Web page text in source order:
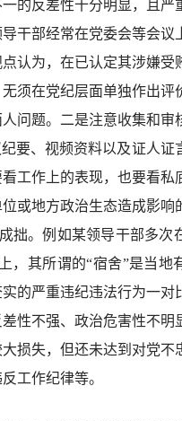
的反差性十分明显，且严
干部经常在党委会等会议
认为，在已认定其涉嫌受
须在党纪层面单独作出评
问题。二是注意收集和审
要、视频资料以及证人证
工作上的表现，也要看私
或地方政治生态造成影响
拙。例如某领导干部多次
，其所谓的“宿舍”是当地
的严重违纪违法行为一对
性不强、政治危害性不明
损失，但还未达到对党不
工作纪律等。